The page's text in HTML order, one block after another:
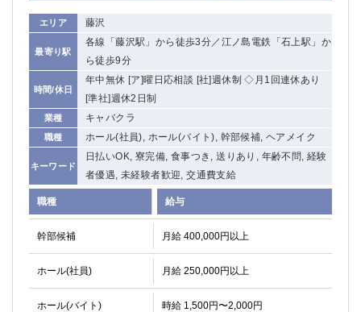
エリア 藤沢
最寄り駅
各線「藤沢駅」から徒歩3分／江ノ島電鉄「石上駅」か
ら徒歩9分
時間/休日
年中無休 [ア]曜日応相談 [社]週休制 ◇月1回連休あり
[準社]週休2日制
業種 キャバクラ
職種 ホール(社員), ホール(バイト), 幹部候補, ヘアメイク
キーワード
日払いOK, 寮完備, 食事つき, 送りあり, 年齢不問, 経験
者優遇, 未経験者歓迎, 交通費支給
職種 給与
幹部候補 月給 400,000円以上
ホール(社員) 月給 250,000円以上
ホール(バイト) 時給 1,500円〜2,000円